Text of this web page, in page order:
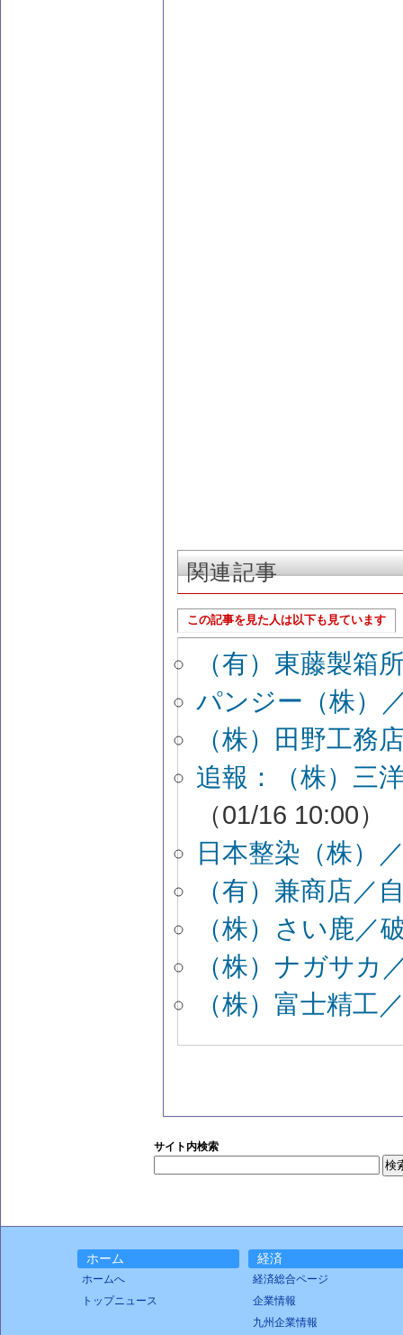
関連記事
この記事を見た人は以下も見ています
（有）東藤製箱
パンジー（株）
（株）田野工務
追報：（株）三
（01/16 10:00）
日本整染（株）
（有）兼商店／
（株）さい鹿／
（株）ナガサカ
（株）富士精
サイト内検索
ホーム
ホームへ
トップニュース
経済
経済総合ページ
企業情報
九州企業情報